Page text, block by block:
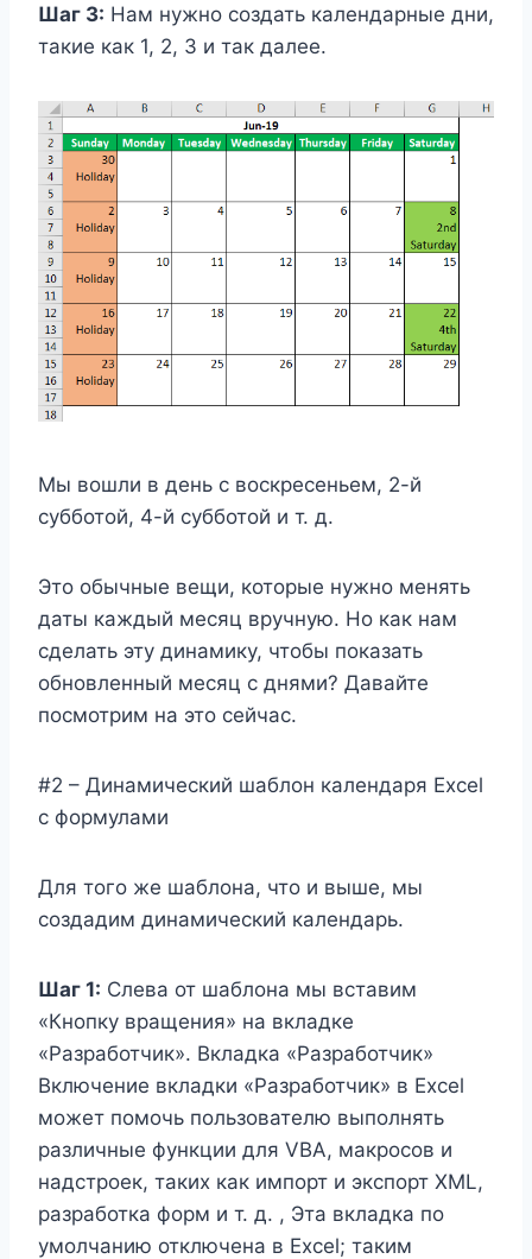
Шаг 3: Нам нужно создать календарные дни,
такие как 1, 2, 3 и так далее.
Мы вошли в день с воскресеньем, 2-й
субботой, 4-й субботой и т. д.
Это обычные вещи, которые нужно менять
даты каждый месяц вручную. Но как нам
сделать эту динамику, чтобы показать
обновленный месяц с днями? Давайте
посмотрим на это сейчас.
#2 – Динамический шаблон календаря Excel
с формулами
Для того же шаблона, что и выше, мы
создадим динамический календарь.
Шаг 1: Слева от шаблона мы вставим
«Кнопку вращения» на вкладке
«Разработчик». Вкладка «Разработчик»
Включение вкладки «Разработчик» в Excel
может помочь пользователю выполнять
различные функции для VBA, макросов и
надстроек, таких как импорт и экспорт XML,
разработка форм и т. д. , Эта вкладка по
умолчанию отключена в Excel; таким